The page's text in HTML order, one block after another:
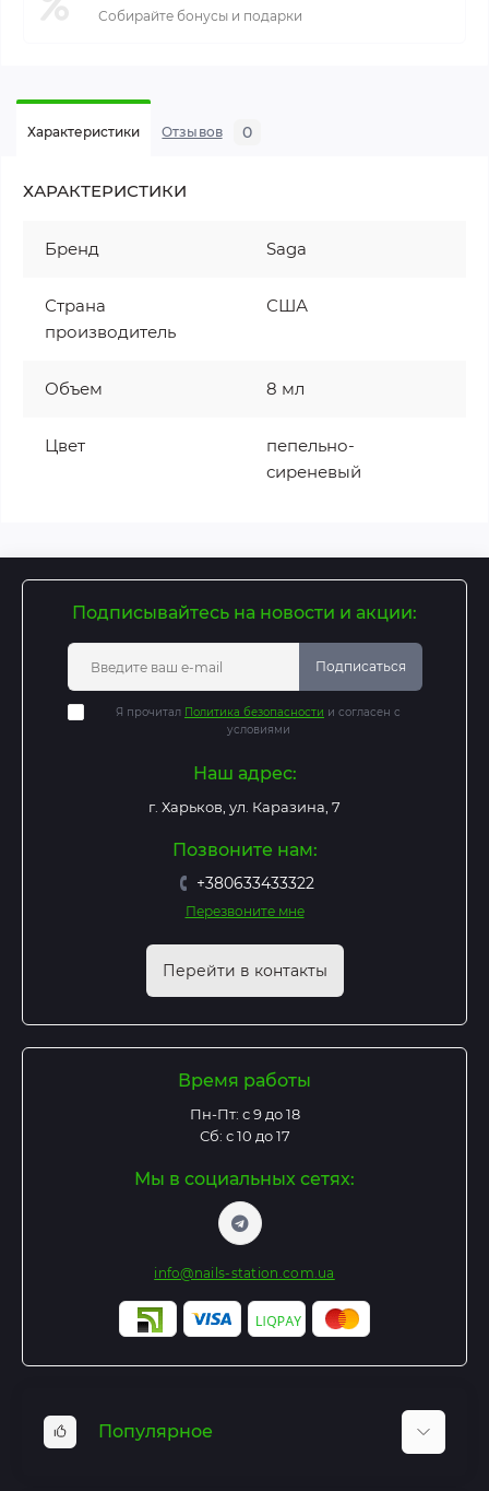
Собирайте бонусы и подарки
Характеристики Отзывов 0
ХАРАКТЕРИСТИКИ
Бренд Saga
Страна
производитель
США
Объем 8 мл
Цвет
пепельно-
сиреневый
Подписывайтесь на новости и акции:
Подписаться
Я прочитал Политика безопасности и согласен с
условиями
Наш адрес:
г. Харьков, ул. Каразина, 7
Позвоните нам:
+380633433322
Перезвоните мне
Перейти в контакты
Время работы
Пн-Пт: с 9 до 18
Сб: с 10 до 17
Мы в социальных сетях:
info@nails-station.com.ua
Популярное